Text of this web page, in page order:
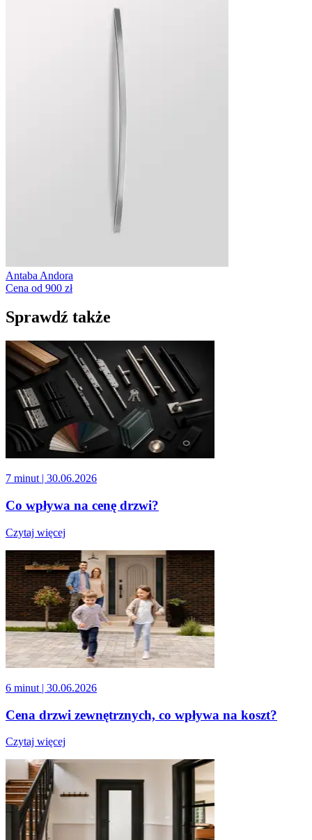
Antaba Andora
Cena od 900 zł
Sprawdź także
7 minut | 30.06.2026
Co wpływa na cenę drzwi?
Czytaj więcej
6 minut | 30.06.2026
Cena drzwi zewnętrznych, co wpływa na koszt?
Czytaj więcej